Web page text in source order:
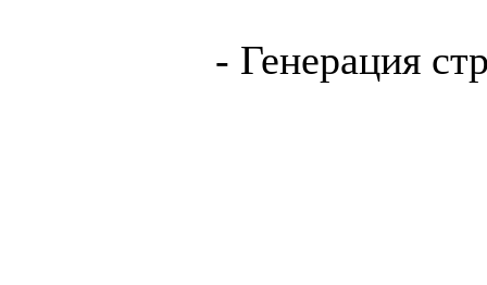
- Генерация